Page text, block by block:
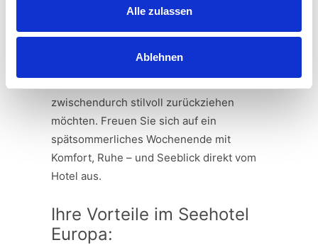
Alle zulassen
Ablehnen
DasSeehotel Europaliegt direkt am
Festivalgeschehen entfernt. Ideal für alle,
zwischendurch stilvoll zurückziehen
möchten. Freuen Sie sich auf ein
spätsommerliches Wochenende mit
Komfort, Ruhe – und Seeblick direkt vom
Hotel aus.
Ihre Vorteile im Seehotel
Europa: